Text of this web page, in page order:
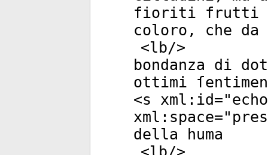
fioriti frutti
coloro, che
<lb/>
bondanza di
ottimi
<s xml:id="
xml:space="
della huma